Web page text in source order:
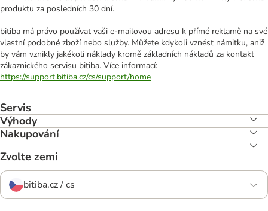
produktu za posledních 30 dní.
bitiba má právo používat vaši e-mailovou adresu k přímé reklamě na své
vlastní podobné zboží nebo služby. Můžete kdykoli vznést námitku, aniž
by vám vznikly jakékoli náklady kromě základních nákladů za kontakt
zákaznického servisu bitiba. Více informací:
https://support.bitiba.cz/cs/support/home
Servis
Výhody
Nakupování
Zvolte zemi
bitiba.cz / cs